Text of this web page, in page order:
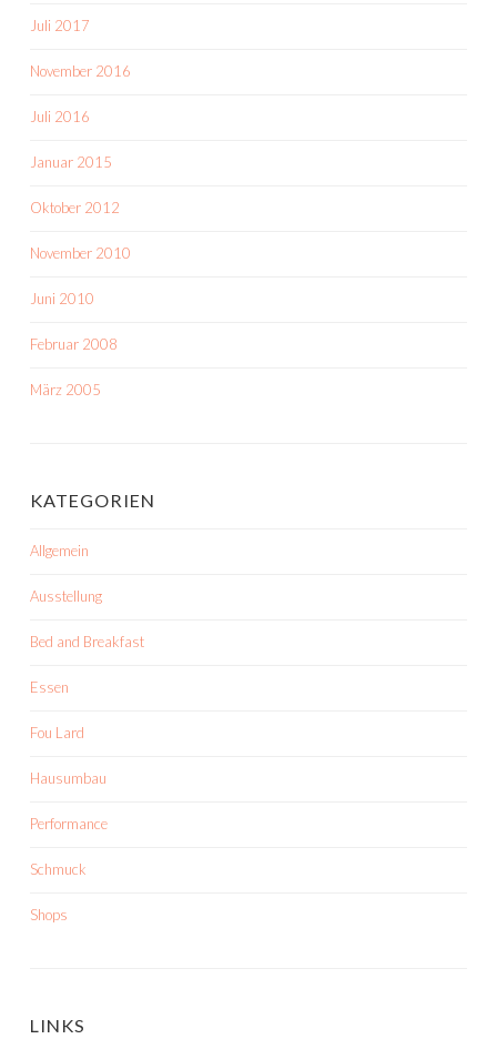
Juli 2017
November 2016
Juli 2016
Januar 2015
Oktober 2012
November 2010
Juni 2010
Februar 2008
März 2005
KATEGORIEN
Allgemein
Ausstellung
Bed and Breakfast
Essen
Fou Lard
Hausumbau
Performance
Schmuck
Shops
LINKS